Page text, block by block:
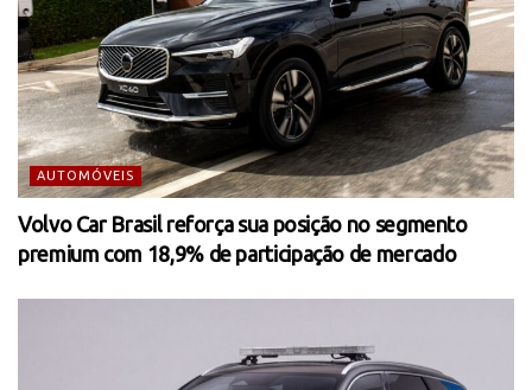
AUTOMÓVEIS
Volvo Car Brasil reforça sua posição no segmento
premium com 18,9% de participação de mercado